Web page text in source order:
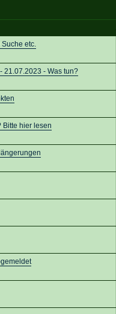
etc.
21.07.2023 - Was tun?
Bitte hier lesen